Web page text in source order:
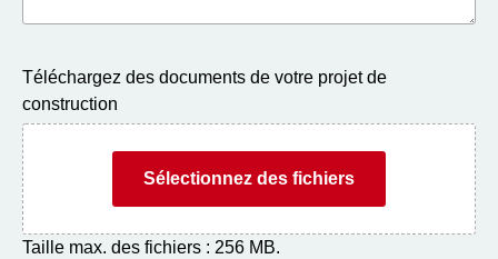
Téléchargez des documents de votre projet de
construction
Sélectionnez des fichiers
Taille max. des fichiers : 256 MB.